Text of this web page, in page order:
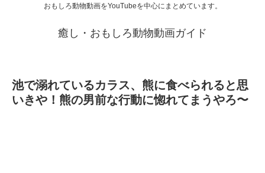
おもしろ動物動画をYouTubeを中心にまとめています。
癒し・おもしろ動物動画ガイド
池で溺れているカラス、熊に食べられると思
いきや！熊の男前な行動に惚れてまうやろ〜